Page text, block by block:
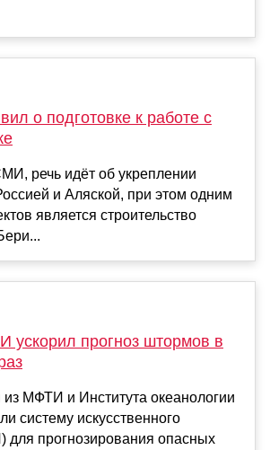
о подготовке к работе с
речь идёт об укреплении
и Аляской, при этом одним
является строительство
ускорил прогноз штормов в
из МФТИ и Института океанологии
систему искусственного
для прогнозирования опасных